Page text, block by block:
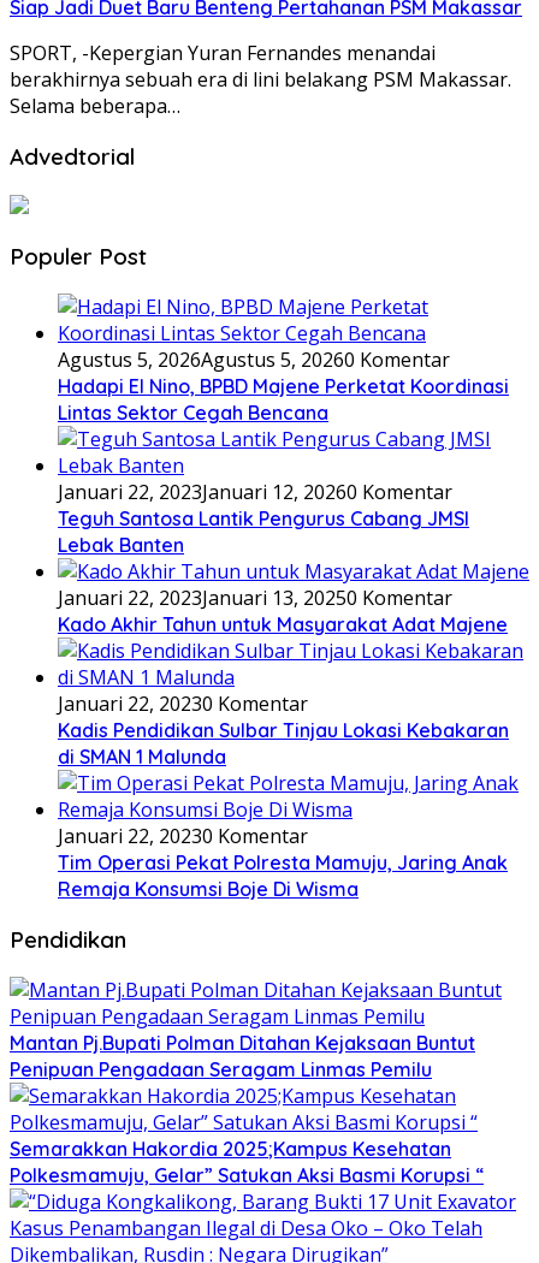
Siap Jadi Duet Baru Benteng Pertahanan PSM Makassar
SPORT, -Kepergian Yuran Fernandes menandai
berakhirnya sebuah era di lini belakang PSM Makassar.
Selama beberapa…
Advedtorial
Populer Post
Agustus 5, 2026Agustus 5, 20260 Komentar
Hadapi El Nino, BPBD Majene Perketat Koordinasi
Lintas Sektor Cegah Bencana
Januari 22, 2023Januari 12, 20260 Komentar
Teguh Santosa Lantik Pengurus Cabang JMSI
Lebak Banten
Januari 22, 2023Januari 13, 20250 Komentar
Kado Akhir Tahun untuk Masyarakat Adat Majene
Januari 22, 20230 Komentar
Kadis Pendidikan Sulbar Tinjau Lokasi Kebakaran
di SMAN 1 Malunda
Januari 22, 20230 Komentar
Tim Operasi Pekat Polresta Mamuju, Jaring Anak
Remaja Konsumsi Boje Di Wisma
Pendidikan
Mantan Pj.Bupati Polman Ditahan Kejaksaan Buntut
Penipuan Pengadaan Seragam Linmas Pemilu
Semarakkan Hakordia 2025;Kampus Kesehatan
Polkesmamuju, Gelar” Satukan Aksi Basmi Korupsi “